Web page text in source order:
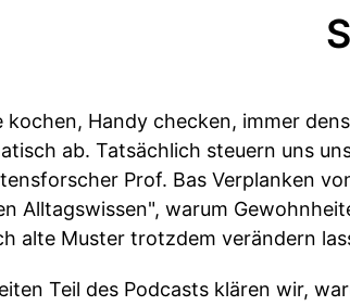
kochen, Handy checken, immer
ab. Tatsächlich steuern uns
Prof. Bas Verplanken
Alltagswissen", warum
alte Muster trotzdem verändern
Teil des Podcasts klären wir,